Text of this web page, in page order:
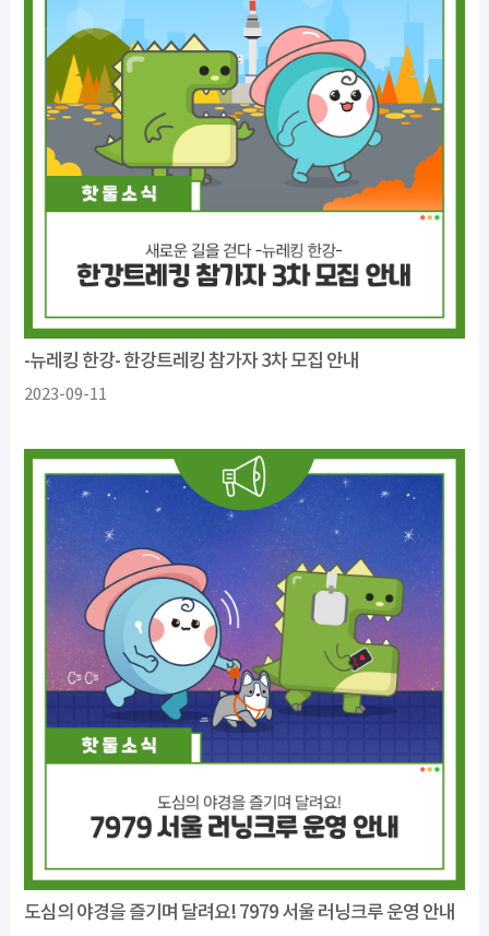
-뉴레킹 한강- 한강트레킹 참가자 3차 모집 안내
2023-09-11
도심의 야경을 즐기며 달려요! 7979 서울 러닝크루 운영 안내